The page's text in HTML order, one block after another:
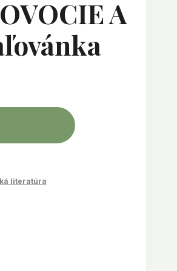
A
literatúra